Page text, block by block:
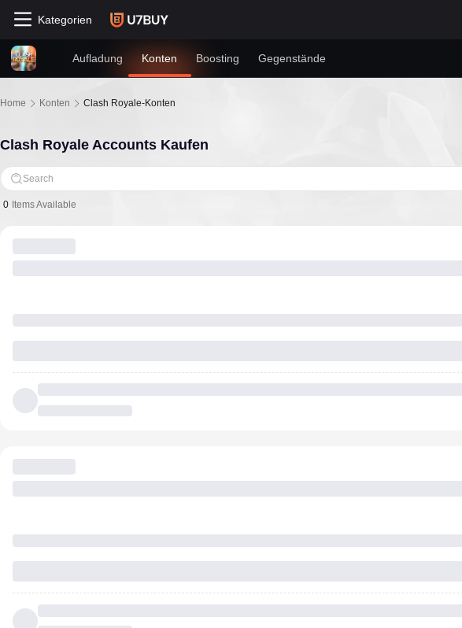
Kategorien
Aufladung Konten Boosting Gegenstände
Home Konten Clash Royale-Konten
Clash Royale Accounts Kaufen
Search
0 Items Available